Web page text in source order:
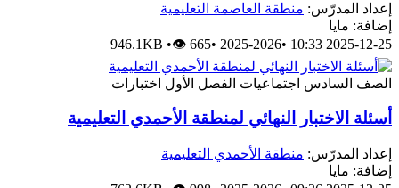
إعداد المدرّس: منطقة العاصمة التعليمية
إضافة: مايا
2025-12-25 10:33
•
2025-2026
•
946.1KB •👁 665
الصف السادس اجتماعيات الفصل الأول اختبارات
أسئلة الاختبار النهائي لمنطقة الأحمدي التعليمية
إعداد المدرّس: منطقة الأحمدي التعليمية
إضافة: مايا